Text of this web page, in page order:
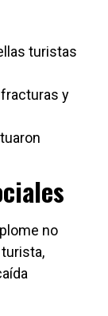
turistas
y
no